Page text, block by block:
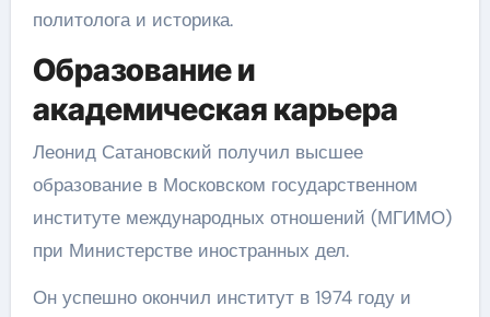
политолога и историка.
Образование и
академическая карьера
Леонид Сатановский получил высшее
образование в Московском государственном
институте международных отношений (МГИМО)
при Министерстве иностранных дел.
Он успешно окончил институт в 1974 году и